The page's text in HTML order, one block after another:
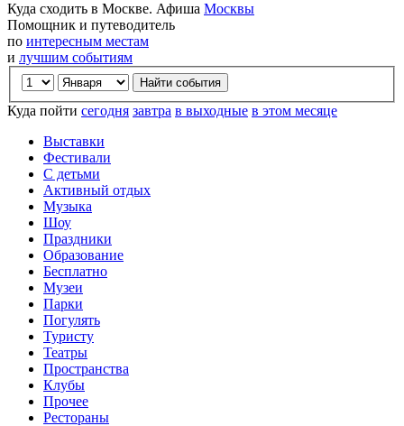
Куда сходить в Москве. Афиша Москвы
Помощник и путеводитель
по интересным местам
и лучшим событиям
Куда пойти сегодня завтра в выходные в этом месяце
Выставки
Фестивали
С детьми
Активный отдых
Музыка
Шоу
Праздники
Образование
Бесплатно
Музеи
Парки
Погулять
Туристу
Театры
Пространства
Клубы
Прочее
Рестораны